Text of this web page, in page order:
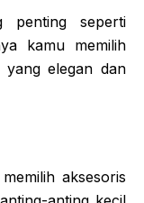
penting seperti
kamu memilih
elegan dan
aksesoris